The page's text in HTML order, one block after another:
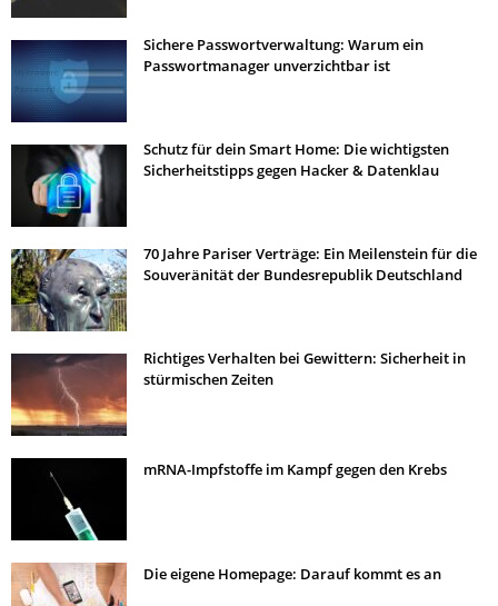
Sichere Passwortverwaltung: Warum ein
Passwortmanager unverzichtbar ist
Schutz für dein Smart Home: Die wichtigsten
Sicherheitstipps gegen Hacker & Datenklau
70 Jahre Pariser Verträge: Ein Meilenstein für die
Souveränität der Bundesrepublik Deutschland
Richtiges Verhalten bei Gewittern: Sicherheit in
stürmischen Zeiten
mRNA-Impfstoffe im Kampf gegen den Krebs
Die eigene Homepage: Darauf kommt es an